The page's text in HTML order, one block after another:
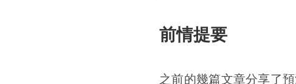
前情提要
之前的幾篇文章分享了